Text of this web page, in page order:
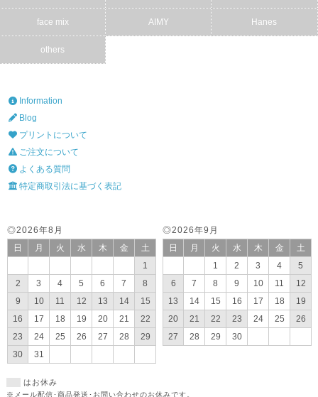
face mix AIMY Hanes
others
Information
Blog
プリントについて
ご注文について
よくある質問
特定商取引法に基づく表記
◎2026年9月
日
月 火 水 木 金
土
1
2 3 4
5
6
7 8 9 10 11
12
13
14 15 16 17 18
19
20
21 22 23 24 25
26
27
28 29 30
◎2026年8月
日
月 火 水 木 金
土
1
2
3 4 5 6 7
8
9
10 11 12 13 14
15
16
17 18 19 20 21
22
23
24 25 26 27 28
29
30
31
はお休み
※メール配信･商品発送･お問い合わせのお休みです。